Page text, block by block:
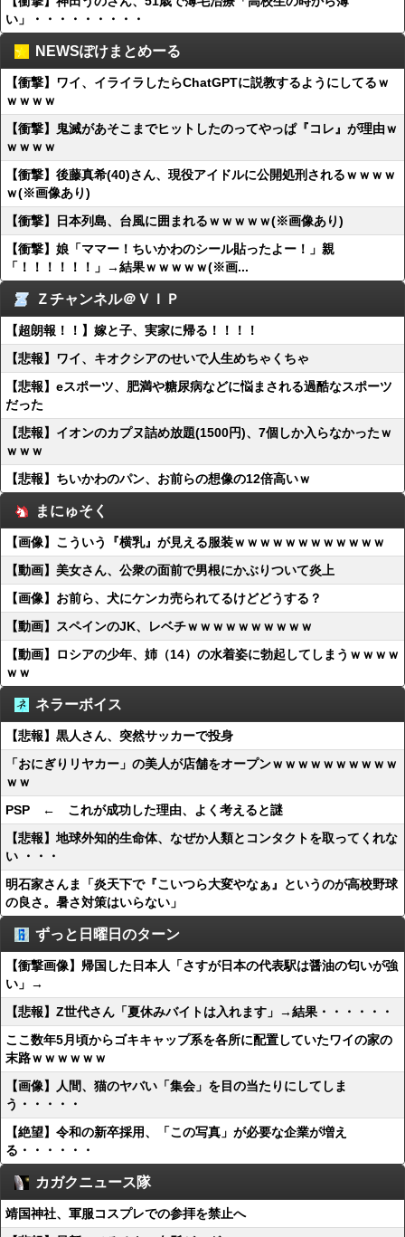
い」・・・・・・・・・
NEWSぽけまとめーる
【衝撃】ワイ、イライラしたらChatGPTに説教するようにしてるｗ
ｗｗｗｗ
【衝撃】鬼滅があそこまでヒットしたのってやっぱ『コレ』が理由ｗ
ｗｗｗｗ
【衝撃】後藤真希(40)さん、現役アイドルに公開処刑されるｗｗｗｗ
ｗ(※画像あり)
【衝撃】日本列島、台風に囲まれるｗｗｗｗｗ(※画像あり)
【衝撃】娘「ママー！ちいかわのシール貼ったよー！」親
「！！！！！！」→結果ｗｗｗｗｗ(※画...
Ｚチャンネル＠ＶＩＰ
【超朗報！！】嫁と子、実家に帰る！！！！
【悲報】ワイ、キオクシアのせいで人生めちゃくちゃ
【悲報】eスポーツ、肥満や糖尿病などに悩まされる過酷なスポーツ
だった
【悲報】イオンのカプヌ詰め放題(1500円)、7個しか入らなかったｗ
ｗｗｗ
【悲報】ちいかわのパン、お前らの想像の12倍高いｗ
まにゅそく
【画像】こういう『横乳』が見える服装ｗｗｗｗｗｗｗｗｗｗｗｗ
【動画】美女さん、公衆の面前で男根にかぶりついて炎上
【画像】お前ら、犬にケンカ売られてるけどどうする？
【動画】スペインのJK、レベチｗｗｗｗｗｗｗｗｗｗ
【動画】ロシアの少年、姉（14）の水着姿に勃起してしまうｗｗｗｗ
ｗｗ
ネラーボイス
【悲報】黒人さん、突然サッカーで投身
「おにぎりリヤカー」の美人が店舗をオープンｗｗｗｗｗｗｗｗｗｗ
ｗｗ
PSP ← これが成功した理由、よく考えると謎
【悲報】地球外知的生命体、なぜか人類とコンタクトを取ってくれな
い ・・・
明石家さんま「炎天下で『こいつら大変やなぁ』というのが高校野球
の良さ。暑さ対策はいらない」
ずっと日曜日のターン
【衝撃画像】帰国した日本人「さすが日本の代表駅は醤油の匂いが強
い」→
【悲報】Z世代さん「夏休みバイトは入れます」→結果・・・・・・
ここ数年5月頃からゴキキャップ系を各所に配置していたワイの家の
末路ｗｗｗｗｗｗ
【画像】人間、猫のヤバい「集会」を目の当たりにしてしま
う・・・・・
【絶望】令和の新卒採用、「この写真」が必要な企業が増え
る・・・・・・
カガクニュース隊
靖国神社、軍服コスプレでの参拝を禁止へ